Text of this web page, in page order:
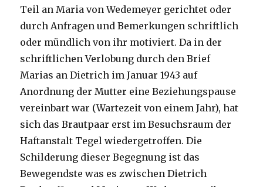
Teil an Maria von Wedemeyer gerichtet oder
durch Anfragen und Bemerkungen schriftlich
oder mündlich von ihr motiviert. Da in der
schriftlichen Verlobung durch den Brief
Marias an Dietrich im Januar 1943 auf
Anordnung der Mutter eine Beziehungspause
vereinbart war (Wartezeit von einem Jahr), hat
sich das Brautpaar erst im Besuchsraum der
Haftanstalt Tegel wiedergetroffen. Die
Schilderung dieser Begegnung ist das
Bewegendste was es zwischen Dietrich